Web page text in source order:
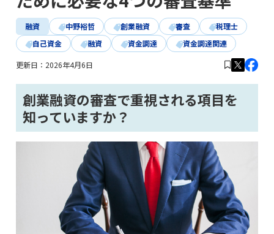
融資 中野裕哲 創業融資 審査
税理士
自己資金
融資 資金調達 資金調達関連
更新日： 2026年4月6日
創業融資の審査で重視される項目を
知っていますか？